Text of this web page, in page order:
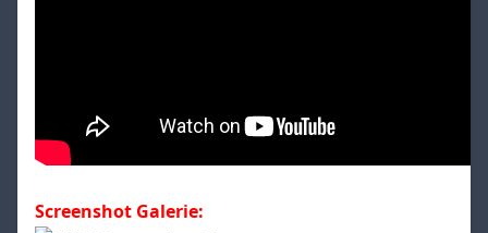
Screenshot Galerie: